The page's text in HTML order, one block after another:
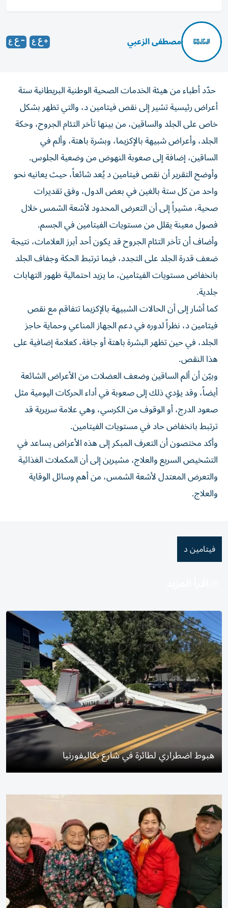
مصطفى الزعبي
حدّد أطباء من هيئة الخدمات الصحية الوطنية البريطانية ستة
أعراض رئيسية تشير إلى نقص فيتامين د، والتي تظهر بشكل
خاص على الجلد والساقين، من بينها تأخر التئام الجروح، وحكة
الجلد، وأعراض شبيهة بالإكزيما، وبشرة باهتة، وألم في
الساقين، إضافة إلى صعوبة النهوض من وضعية الجلوس.
وأوضح التقرير أن نقص فيتامين د يُعد شائعاً، حيث يعانيه نحو
واحد من كل ستة بالغين في بعض الدول، وفق تقديرات
صحية، مشيراً إلى أن التعرض المحدود لأشعة الشمس خلال
فصول معينة يقلل من مستويات الفيتامين في الجسم.
وأضاف أن تأخر التئام الجروح قد يكون أحد أبرز العلامات، نتيجة
ضعف قدرة الجلد على التجدد، فيما ترتبط الحكة وجفاف الجلد
بانخفاض مستويات الفيتامين، ما يزيد احتمالية ظهور التهابات
جلدية.
كما أشار إلى أن الحالات الشبيهة بالإكزيما تتفاقم مع نقص
فيتامين د، نظراً لدوره في دعم الجهاز المناعي وحماية حاجز
الجلد، في حين تظهر البشرة باهتة أو جافة، كعلامة إضافية على
هذا النقص.
وبيّن أن ألم الساقين وضعف العضلات من الأعراض الشائعة
أيضاً، وقد يؤدي ذلك إلى صعوبة في أداء الحركات اليومية مثل
صعود الدرج، أو الوقوف من الكرسي، وهي علامة سريرية قد
ترتبط بانخفاض حاد في مستويات الفيتامين.
وأكد مختصون أن التعرف المبكر إلى هذه الأعراض يساعد في
التشخيص السريع والعلاج، مشيرين إلى أن المكملات الغذائية
والتعرض المعتدل لأشعة الشمس، من أهم وسائل الوقاية
والعلاج.
فيتامين د
هبوط اضطراري لطائرة في شارع بكاليفورنيا